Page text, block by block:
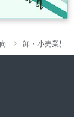
卸・小売業界